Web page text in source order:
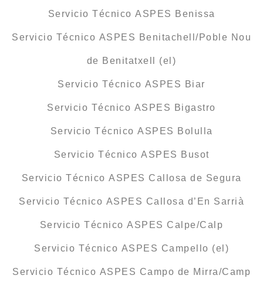
Servicio Técnico ASPES Benissa
Servicio Técnico ASPES Benitachell/Poble Nou
de Benitatxell (el)
Servicio Técnico ASPES Biar
Servicio Técnico ASPES Bigastro
Servicio Técnico ASPES Bolulla
Servicio Técnico ASPES Busot
Servicio Técnico ASPES Callosa de Segura
Servicio Técnico ASPES Callosa d’En Sarrià
Servicio Técnico ASPES Calpe/Calp
Servicio Técnico ASPES Campello (el)
Servicio Técnico ASPES Campo de Mirra/Camp